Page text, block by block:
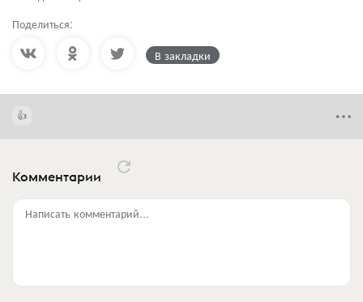
Поделиться:
В закладки
Комментарии
Написать комментарий...